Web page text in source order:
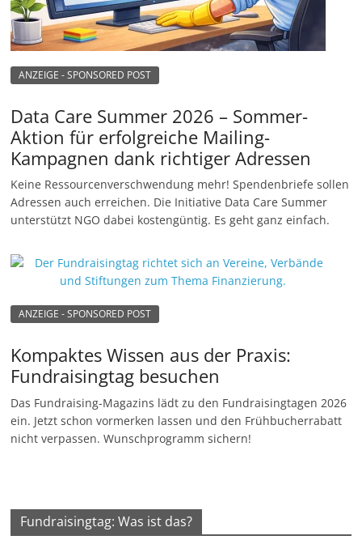
ANZEIGE - SPONSORED POST
Data Care Summer 2026 – Sommer-
Aktion für erfolgreiche Mailing-
Kampagnen dank richtiger Adressen
Keine Ressourcenverschwendung mehr! Spendenbriefe sollen
Adressen auch erreichen. Die Initiative Data Care Summer
unterstützt NGO dabei kostengüntig. Es geht ganz einfach.
ANZEIGE - SPONSORED POST
Kompaktes Wissen aus der Praxis:
Fundraisingtag besuchen
Das Fundraising-Magazins lädt zu den Fundraisingtagen 2026
ein. Jetzt schon vormerken lassen und den Frühbucherrabatt
nicht verpassen. Wunschprogramm sichern!
Fundraisingtag: Was ist das?